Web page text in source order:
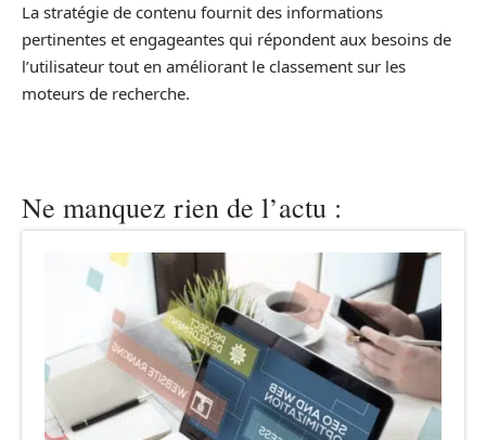
La stratégie de contenu fournit des informations
pertinentes et engageantes qui répondent aux besoins de
l’utilisateur tout en améliorant le classement sur les
moteurs de recherche.
Ne manquez rien de l’actu :